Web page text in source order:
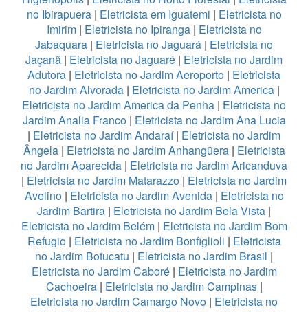
no Ibirapuera| Eletricista em Iguatemi | Eletricista no
Imirim| Eletricista no Ipiranga| Eletricista no
Jabaquara | Eletricista no Jaguará | Eletricista no
Jaçanã | Eletricista no Jaguaré | Eletricista no Jardim
Adutora | Eletricista no Jardim Aeroporto | Eletricista
no Jardim Alvorada| Eletricista no Jardim America|
Eletricista no Jardim America da Penha | Eletricista no
Jardim Analia Franco| Eletricista no Jardim Ana Lucia
| Eletricista no Jardim Andaraí| Eletricista no Jardim
Ângela| Eletricista no Jardim Anhangüera| Eletricista
no Jardim Aparecida | Eletricista no Jardim Aricanduva
| Eletricista no Jardim Matarazzo | Eletricista no Jardim
Avelino| Eletricista no Jardim Avenida| Eletricista no
Jardim Bartira | Eletricista no Jardim Bela Vista |
Eletricista no Jardim Belém| Eletricista no Jardim Bom
Refugio| Eletricista no Jardim Bonfiglioli | Eletricista
no Jardim Botucatu | Eletricista no Jardim Brasil |
Eletricista no Jardim Caboré| Eletricista no Jardim
Cachoeira| Eletricista no Jardim Campinas|
Eletricista no Jardim Camargo Novo | Eletricista no